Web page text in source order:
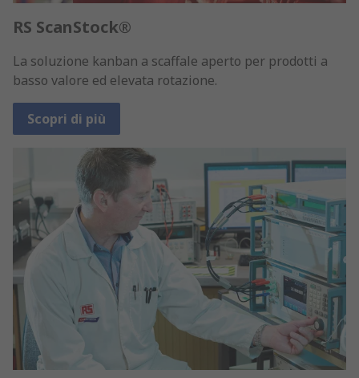
RS ScanStock®
La soluzione kanban a scaffale aperto per prodotti a
basso valore ed elevata rotazione.
Scopri di più